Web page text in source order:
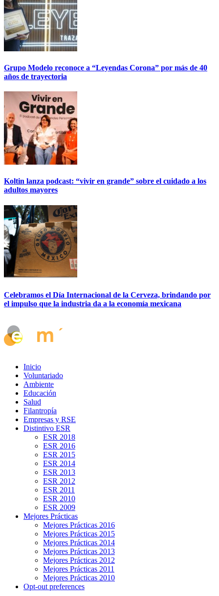
Grupo Modelo reconoce a “Leyendas Corona” por más de 40
años de trayectoria
Koltin lanza podcast: “vivir en grande” sobre el cuidado a los
adultos mayores
Celebramos el Día Internacional de la Cerveza, brindando por
el impulso que la industria da a la economía mexicana
Inicio
Voluntariado
Ambiente
Educación
Salud
Filantropía
Empresas y RSE
Distintivo ESR
ESR 2018
ESR 2016
ESR 2015
ESR 2014
ESR 2013
ESR 2012
ESR 2011
ESR 2010
ESR 2009
Mejores Prácticas
Mejores Prácticas 2016
Mejores Prácticas 2015
Mejores Prácticas 2014
Mejores Prácticas 2013
Mejores Prácticas 2012
Mejores Prácticas 2011
Mejores Prácticas 2010
Opt-out preferences